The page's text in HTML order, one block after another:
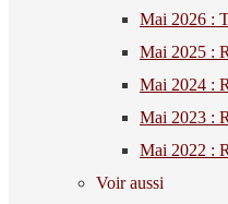
Mai 2026 :
Mai 2025 :
Mai 2024 :
Mai 2023 :
Mai 2022 :
Voir aussi